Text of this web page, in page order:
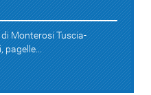
Monterosi Tuscia-
pagelle...